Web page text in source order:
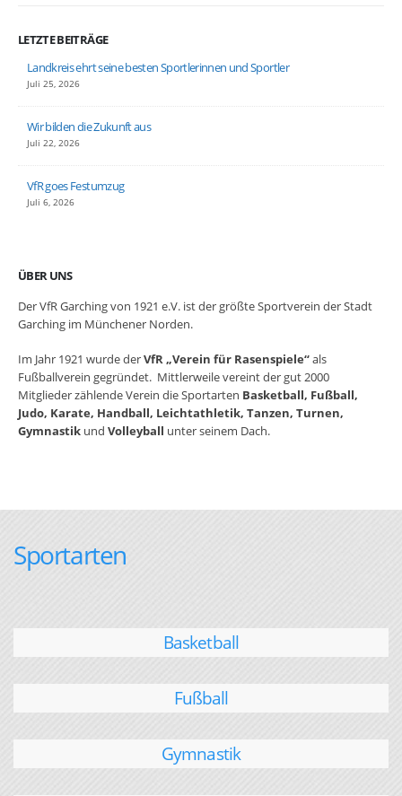
LETZTE BEITRÄGE
Landkreis ehrt seine besten Sportlerinnen und Sportler
Juli 25, 2026
Wir bilden die Zukunft aus
Juli 22, 2026
VfR goes Festumzug
Juli 6, 2026
ÜBER UNS
Der VfR Garching von 1921 e.V. ist der größte Sportverein der Stadt
Garching im Münchener Norden.
Im Jahr 1921 wurde derVfR „Verein für Rasenspiele“als
Fußballverein gegründet. Mittlerweile vereint der gut 2000
Mitglieder zählende Verein die Sportarten Basketball, Fußball,
Judo, Karate, Handball, Leichtathletik, Tanzen, Turnen,
Gymnastik und Volleyball unter seinem Dach.
Sportarten
Basketball
Fußball
Gymnastik